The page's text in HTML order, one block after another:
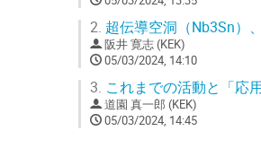
2. 超伝導空洞（Nb3Sn）
阪井 寛志 (KEK)
05/03/2024, 14:10
3. これまでの活動と「応
道園 真一郎 (KEK)
05/03/2024, 14:45